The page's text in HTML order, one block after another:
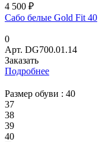
4 500 ₽
Сабо белые Gold Fit 40
0
Арт. DG700.01.14
Заказать
Подробнее
Размер обуви : 40
37
38
39
40